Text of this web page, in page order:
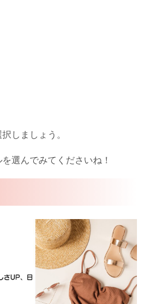
択しましょう。
選んでみてくださいね！